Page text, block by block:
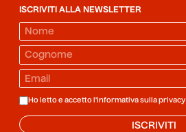
ISCRIVITI ALLA NEWSLETTER
Ho letto e accetto l'informativa sulla privacy
ISCRIVITI